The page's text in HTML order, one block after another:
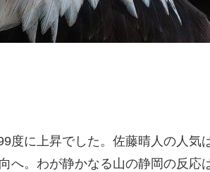
度に上昇でした。佐藤晴人の人気
へ。わが静かなる山の静岡の反応